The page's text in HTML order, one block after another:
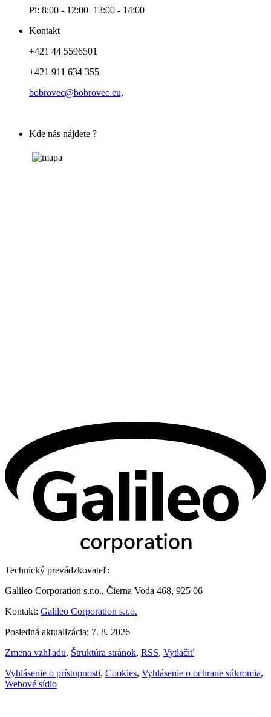
Pi: 8:00 - 12:00 13:00 - 14:00
Kontakt
+421 44 5596501
+421 911 634 355
bobrovec@bobrovec.eu,
Kde nás nájdete ?
Technický prevádzkovateľ:
Galileo Corporation s.r.o., Čierna Voda 468, 925 06
Kontakt: Galileo Corporation s.r.o.
Posledná aktualizácia: 7. 8. 2026
Zmena vzhľadu, Štruktúra stránok, RSS, Vytlačiť
Vyhlásenie o prístupnosti, Cookies, Vyhlásenie o ochrane súkromia,
Webové sídlo